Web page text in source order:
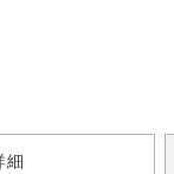
細